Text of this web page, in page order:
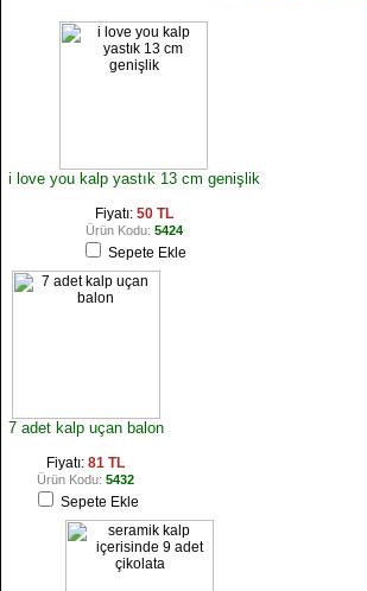
i love you kalp yastık 13 cm genişlik
Fiyatı: 50 TL
Ürün Kodu: 5424
Sepete Ekle
7 adet kalp uçan balon
Fiyatı: 81 TL
Ürün Kodu: 5432
Sepete Ekle